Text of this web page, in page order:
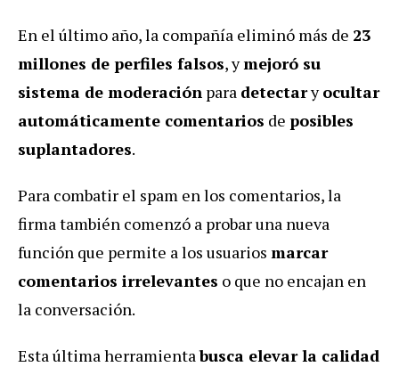
En el último año, la compañía eliminó más de 23
millones de perfiles falsos, ymejoró su
sistema de moderación para detectaryocultar
automáticamente comentarios de posibles
suplantadores.
Para combatir el spam en los comentarios, la
firma también comenzó a probar una nueva
función que permite a los usuarios marcar
comentarios irrelevantes o que no encajan en
la conversación.
Esta última herramientabusca elevar la calidad